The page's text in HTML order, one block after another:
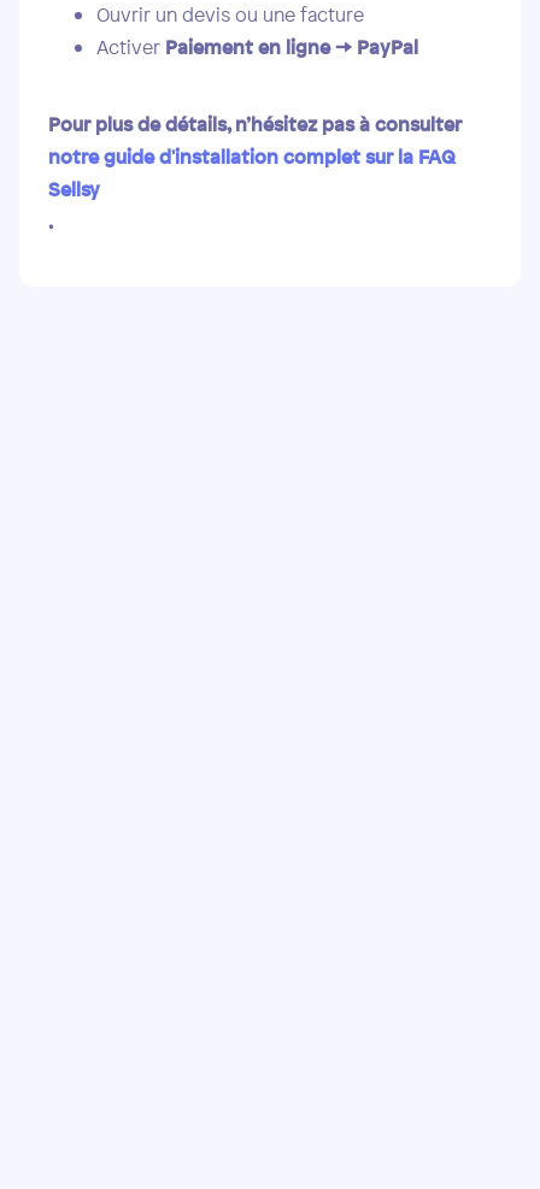
Ouvrir un devis ou une facture
Activer Paiement en ligne → PayPal
Pour plus de détails, n’hésitez pas à consulter
notre guide d'installation complet sur la FAQ
Sellsy
.